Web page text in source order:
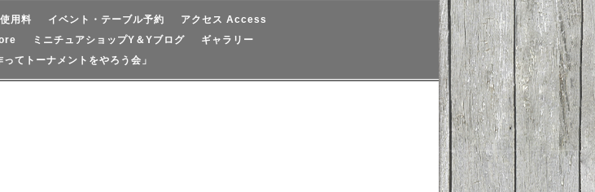
用料 イベント・テーブル予約
アクセス Access
ミニチュアショップY＆Yブログ
ギャラリー
てトーナメントをやろう会」